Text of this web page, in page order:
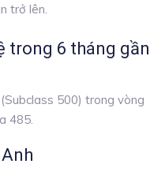
trở lên.
trong 6 tháng gần
500) trong vòng
485.